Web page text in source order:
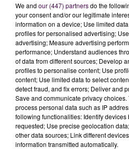
We and our (447) partnersdo the
your consent and/or our legitimate
information on a device; Use limited
profiles for personalised advertising;
advertising; Measure advertising
performance; Understand audiences
of data from different sources; Develop
profiles to personalise content; Use
content; Use limited data to select
detect fraud, and fix errors; Deliver and
Save and communicate privacy
process personal data such as IP
following functionalities: Identify
requested; Use precise geolocation
other data sources; Link different
information transmitted automatically.